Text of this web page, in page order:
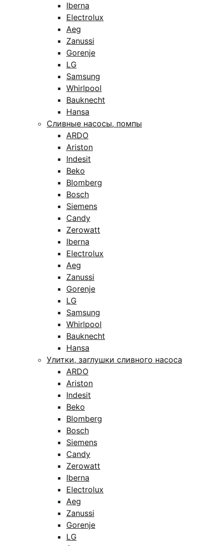
Iberna
Electrolux
Aeg
Zanussi
Gorenje
LG
Samsung
Whirlpool
Bauknecht
Hansa
Сливные насосы, помпы
ARDO
Ariston
Indesit
Beko
Blomberg
Bosch
Siemens
Candy
Zerowatt
Iberna
Electrolux
Aeg
Zanussi
Gorenje
LG
Samsung
Whirlpool
Bauknecht
Hansa
Улитки, заглушки сливного насоса
ARDO
Ariston
Indesit
Beko
Blomberg
Bosch
Siemens
Candy
Zerowatt
Iberna
Electrolux
Aeg
Zanussi
Gorenje
LG